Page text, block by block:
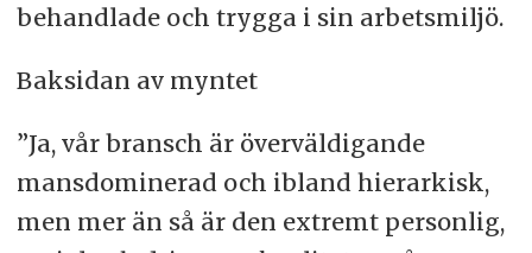
behandlade och trygga i sin arbetsmiljö.
Baksidan av myntet
”Ja, vår bransch är överväldigande
mansdominerad och ibland hierarkisk,
men mer än så är den extremt personlig,